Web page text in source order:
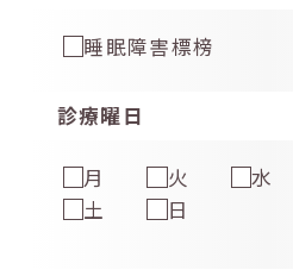
睡眠障害標榜
診療曜日
月 火 水
土
日